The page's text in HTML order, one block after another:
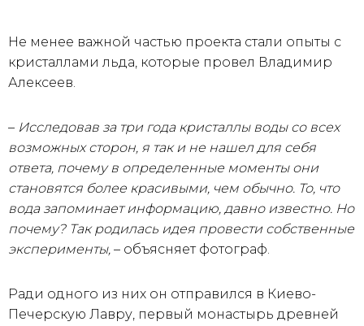
Не менее важной частью проекта стали опыты с
кристаллами льда, которые провел Владимир
Алексеев.
– Исследовав за три года кристаллы воды со всех
возможных сторон, я так и не нашел для себя
ответа, почему в определенные моменты они
становятся более красивыми, чем обычно. То, что
вода запоминает информацию, давно известно. Но
почему? Так родилась идея провести собственные
эксперименты, – объясняет фотограф.
Ради одного из них он отправился в Киево-
Печерскую Лавру, первый монастырь древней